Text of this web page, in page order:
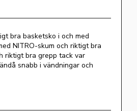
bra basketsko i och med
NITRO-skum och riktigt bra
riktigt bra grepp tack var
snabb i vändningar och